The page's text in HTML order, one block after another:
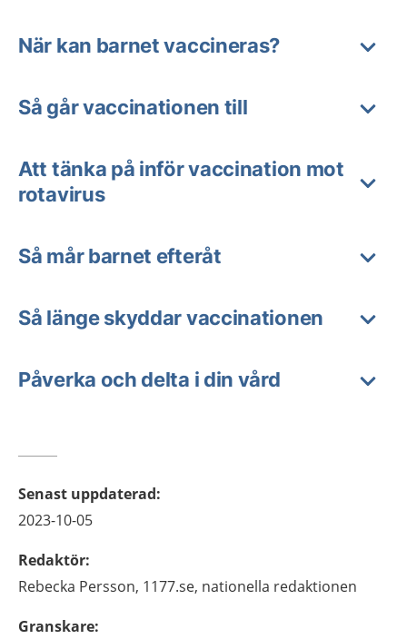
När kan barnet vaccineras?
Så går vaccinationen till
Att tänka på inför vaccination mot
rotavirus
Så mår barnet efteråt
Så länge skyddar vaccinationen
Påverka och delta i din vård
Senast uppdaterad:
2023-10-05
Redaktör:
Rebecka Persson, 1177.se, nationella redaktionen
Granskare: